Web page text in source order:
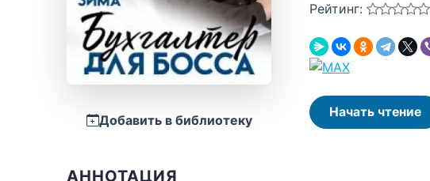
Добавить в библиотеку
Рейтинг:
Начать чтение
АННОТАЦИЯ